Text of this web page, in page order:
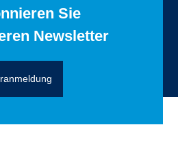
Sie
Newsletter